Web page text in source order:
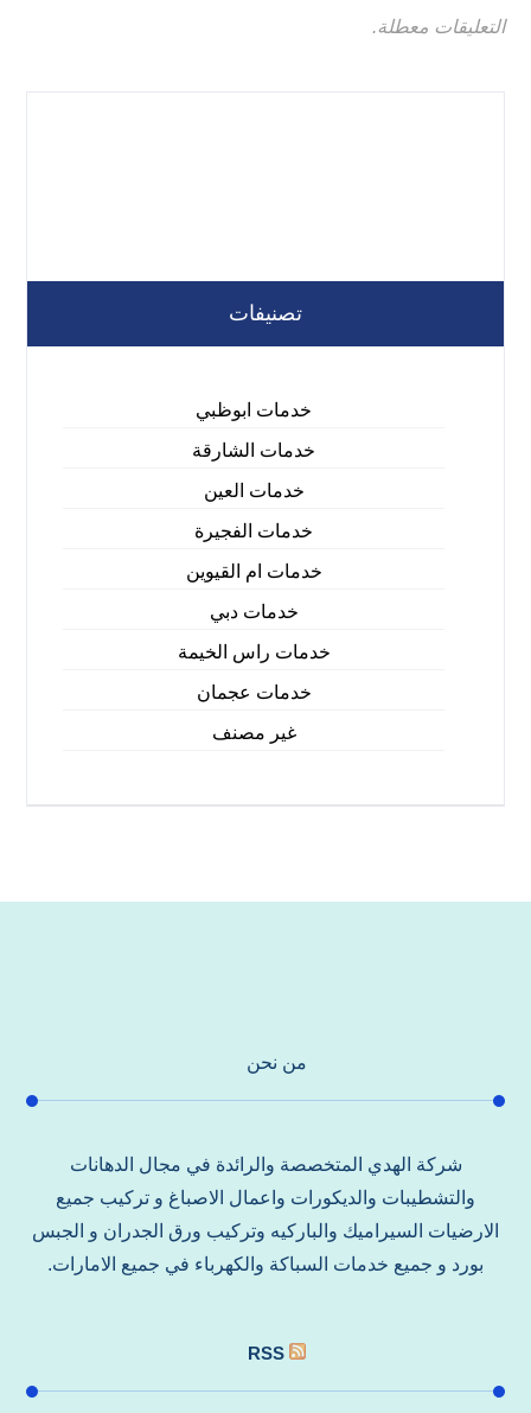
التعليقات معطلة.
تصنيفات
خدمات ابوظبي
خدمات الشارقة
خدمات العين
خدمات الفجيرة
خدمات ام القيوين
خدمات دبي
خدمات راس الخيمة
خدمات عجمان
غير مصنف
من نحن
شركة الهدي المتخصصة والرائدة في مجال الدهانات
والتشطيبات والديكورات واعمال الاصباغ و تركيب جميع
الارضيات السيراميك والباركيه وتركيب ورق الجدران و الجبس
بورد و جميع خدمات السباكة والكهرباء في جميع الامارات.
RSS